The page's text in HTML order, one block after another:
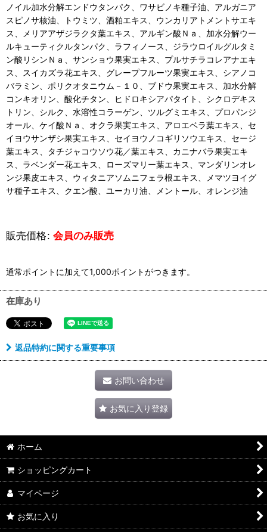
ノイル加水分解エンドウタンパク、ワサビノキ種子油、アルガニア
スピノサ核油、トウミツ、酒粕エキス、ウンカリアトメントサエキ
ス、メリアアザジラクタ葉エキス、アルギン酸Ｎａ、加水分解ウー
ルキューティクルタンパク、ラフィノース、ジラウロイルグルタミ
ン酸リシンＮａ、サンショウ果実エキス、プルサチラコレアナエキ
ス、スイカズラ花エキス、グレープフルーツ果実エキス、シアノコ
バラミン、ポリクオタニウム－１０、ブドウ果実エキス、加水分解
コンキオリン、酸化チタン、ヒドロキシアパタイト、シクロデキス
トリン、シルク、水溶性コラーゲン、ツルグミエキス、プロパンジ
オール、ケイ酸Ｎａ、オクラ果実エキス、アロエベラ葉エキス、セ
イヨウサンザシ果実エキス、セイヨウノコギリソウエキス、セージ
葉エキス、タチジャコウソウ花／葉エキス、カニナバラ果実エキ
ス、ラベンダー花エキス、ローズマリー葉エキス、マンダリンオレ
ンジ果皮エキス、ウィタニアソムニフェラ根エキス、メマツヨイグ
サ種子エキス、クエン酸、ユーカリ油、メントール、オレンジ油
販売価格: 会員のみ販売
通常ポイントに加えて1,000ポイントがつきます。
在庫あり
返品特約に関する重要事項
お問い合わせ
お気に入り登録
ホーム
ショッピングカート
マイページ
お気に入り